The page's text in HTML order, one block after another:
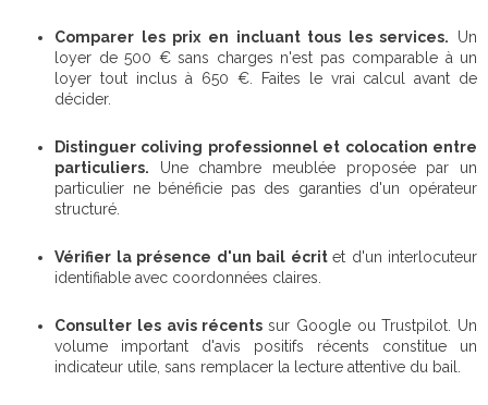
Comparer les prix en incluant tous les services. Un
loyer de 500 € sans charges n'est pas comparable à un
loyer tout inclus à 650 €. Faites le vrai calcul avant de
décider.
Distinguer coliving professionnel et colocation entre
particuliers. Une chambre meublée proposée par un
particulier ne bénéficie pas des garanties d'un opérateur
structuré.
Vérifier la présence d'un bail écrit et d'un interlocuteur
identifiable avec coordonnées claires.
Consulter les avis récents sur Google ou Trustpilot. Un
volume important d'avis positifs récents constitue un
indicateur utile, sans remplacer la lecture attentive du bail.